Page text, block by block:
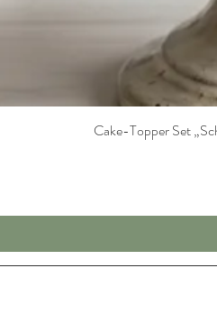
Cake-Topper Set